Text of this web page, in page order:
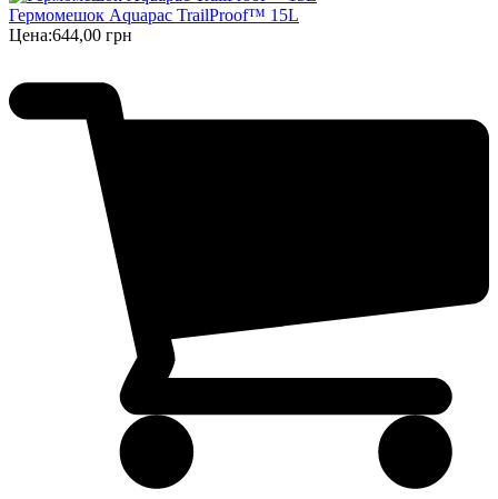
Гермомешок Aquapac TrailProof™ 15L
Цена:644,00 грн